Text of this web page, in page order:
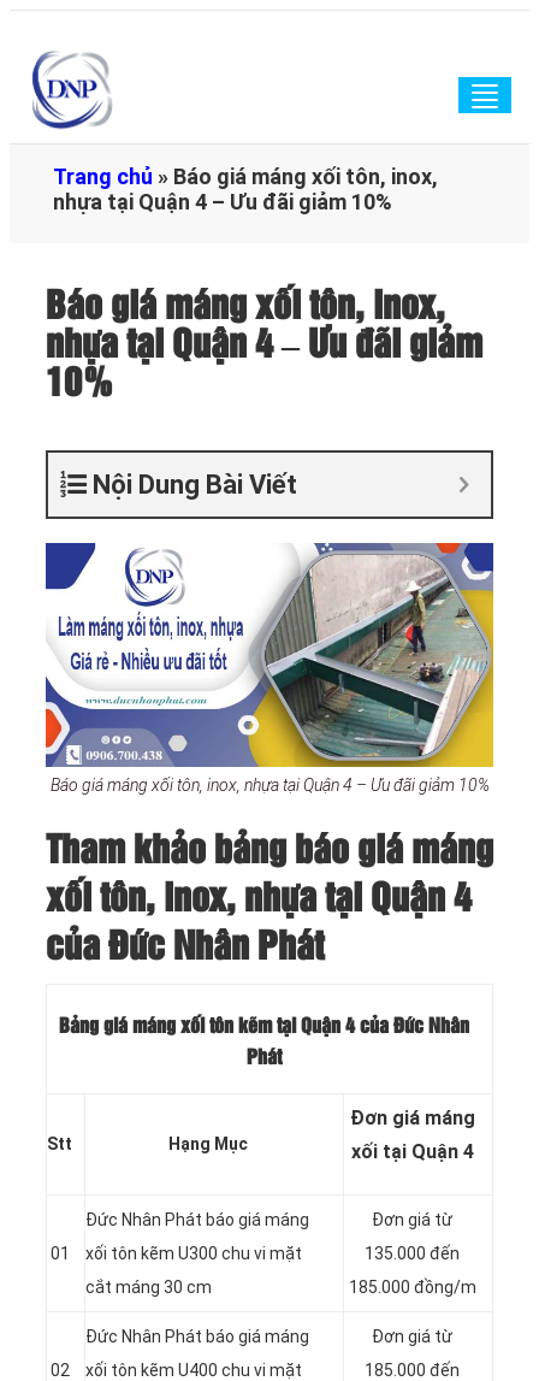
Trang chủ » Báo giá máng xối tôn, inox,
nhựa tại Quận 4 – Ưu đãi giảm 10%
Báo giá máng xối tôn, inox,
nhựa tại Quận 4 – Ưu đãi giảm
10%
Nội Dung Bài Viết
Báo giá máng xối tôn, inox, nhựa tại Quận 4 – Ưu đãi giảm 10%
Tham khảo bảng báo giá máng
xối tôn, inox, nhựa tại Quận 4
của Đức Nhân Phát
Bảng giá máng xối tôn kẽm tại Quận 4 của Đức Nhân
Phát
Stt Hạng Mục
Đơn giá máng
xối tại Quận 4
01
Đức Nhân Phát báo giá máng
xối tôn kẽm U300 chu vi mặt
cắt máng 30 cm
Đơn giá từ
135.000 đến
185.000 đồng/m
02
Đức Nhân Phát báo giá máng
xối tôn kẽm U400 chu vi mặt
Đơn giá từ
185.000 đến